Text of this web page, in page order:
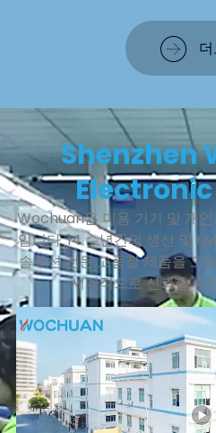
Shenzhen
Electronic
Wochuan은 미용 기기 및 개
입니다. 14 수년간의 생산 및
솔루션 전문,고품질 제품을 오
세계적으로 신뢰할 수